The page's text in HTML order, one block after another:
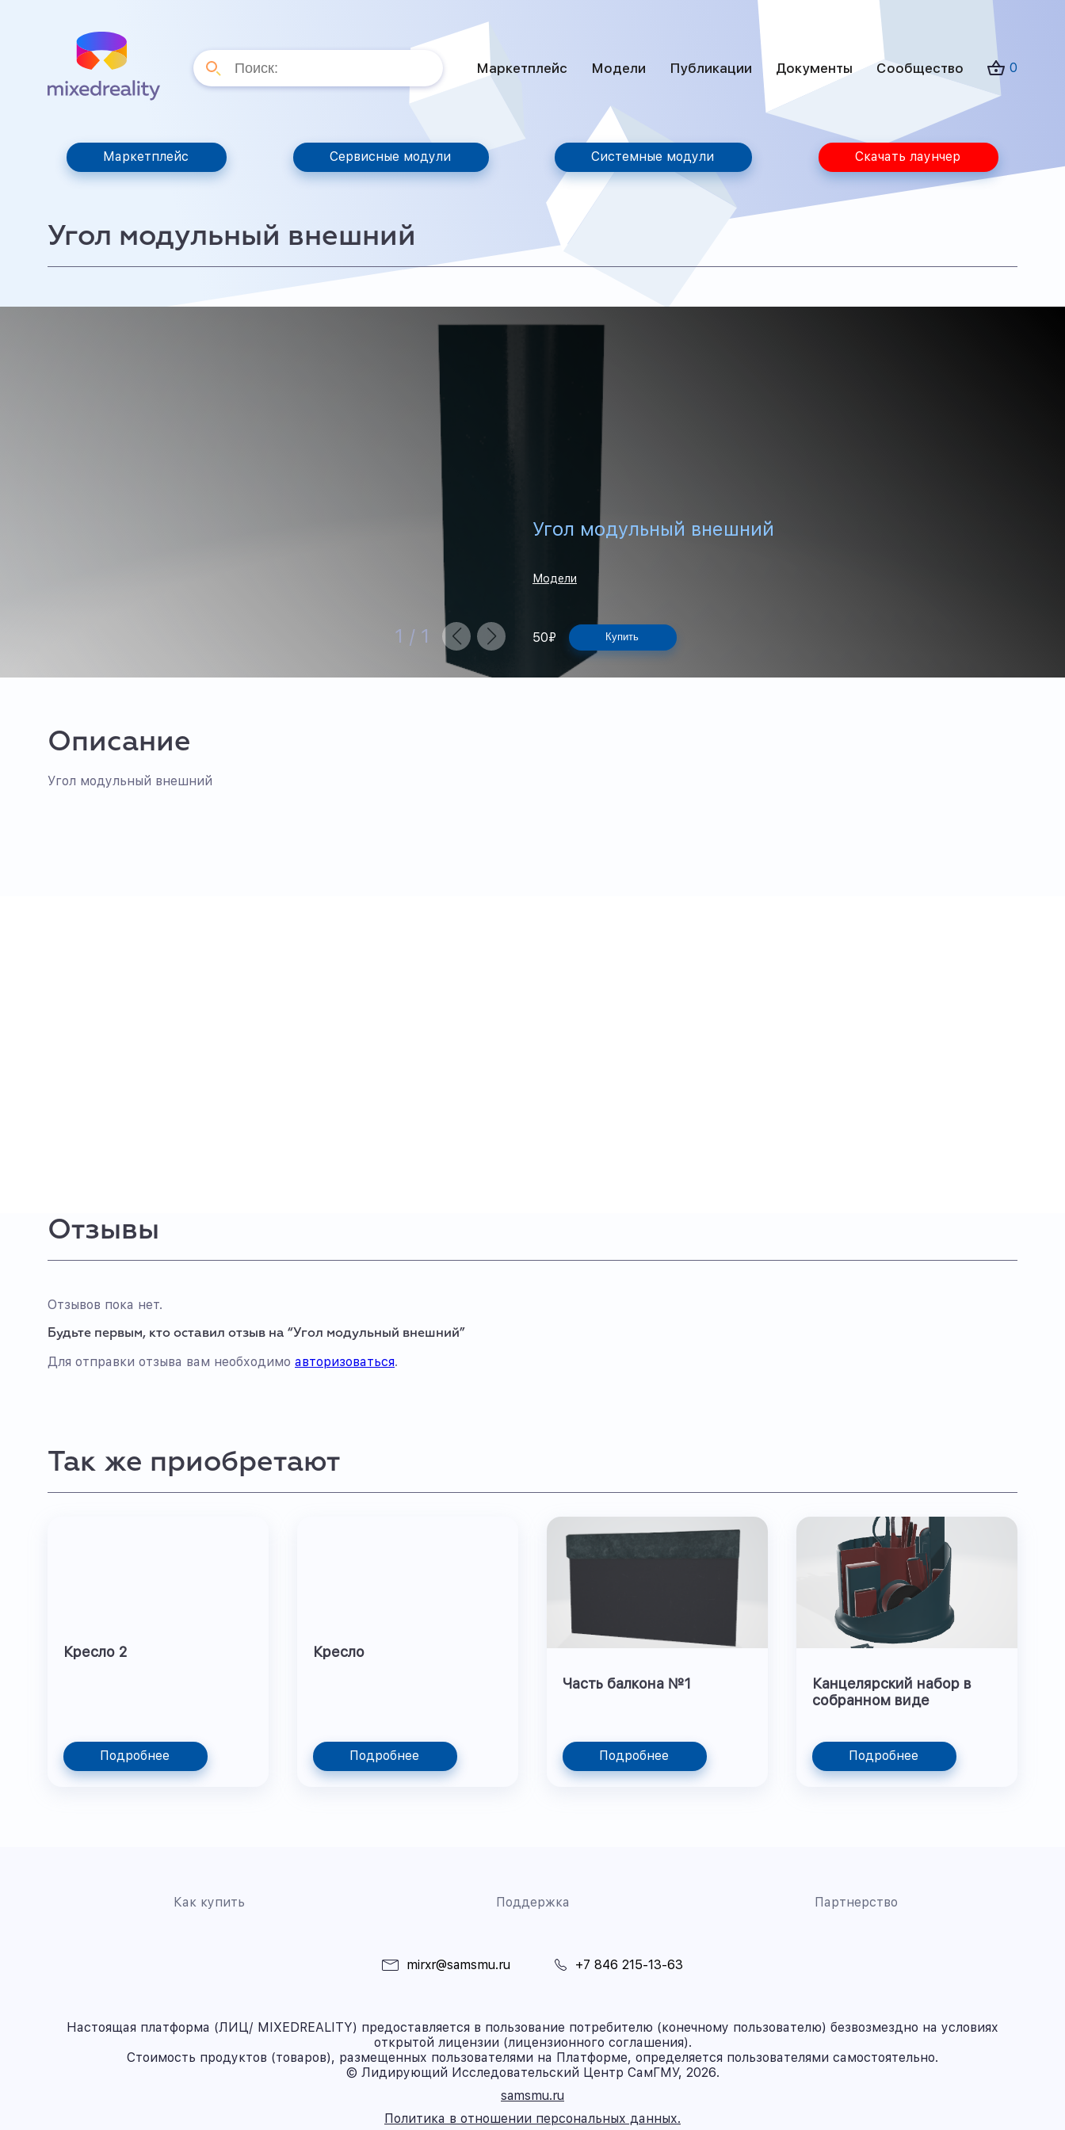
Маркетплейс Модели Публикации Документы Сообщество 0
Маркетплейс Сервисные модули Системные модули Скачать лаунчер
Угол модульный внешний
1 / 1
Угол модульный внешний
Модели
50₽ Купить
Описание
Угол модульный внешний
Отзывы
Отзывов пока нет.
Будьте первым, кто оставил отзыв на “Угол модульный внешний”
Для отправки отзыва вам необходимо авторизоваться.
Так же приобретают
Кресло 2
Подробнее
Кресло
Подробнее
Часть балкона №1
Подробнее
Канцелярский набор в
собранном виде
Подробнее
Как купить Поддержка Партнерство
mirxr@samsmu.ru +7 846 215-13-63
Настоящая платформа (ЛИЦ/ MIXEDREALITY) предоставляется в пользование потребителю (конечному пользователю) безвозмездно на условиях
открытой лицензии (лицензионного соглашения).
Стоимость продуктов (товаров), размещенных пользователями на Платформе, определяется пользователями самостоятельно.
© Лидирующий Исследовательский Центр СамГМУ, 2026.
samsmu.ru
Политика в отношении персональных данных.